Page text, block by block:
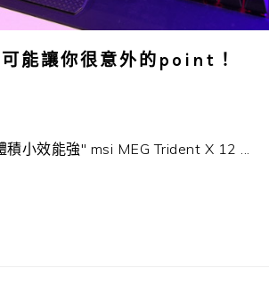
能讓你很意外的point！
小效能強" msi MEG Trident X 12 ...